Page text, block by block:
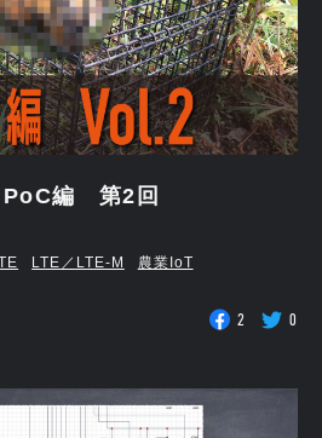
編 第2回
LTE／LTE-M
農業IoT
2 0